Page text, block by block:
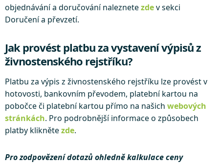
objednávání a doručování naleznetezdev sekci
Doručení a převzetí.
Jak provést platbu za vystavení výpisů z
živnostenského rejstříku?
Platbu za výpis z živnostenského rejstříku lze provést v
hotovosti, bankovním převodem, platební kartou na
pobočce či platební kartou přímo na našich webových
stránkách. Pro podrobnější informace o způsobech
platby kliknětezde.
Pro zodpovězení dotazů ohledně kalkulace ceny